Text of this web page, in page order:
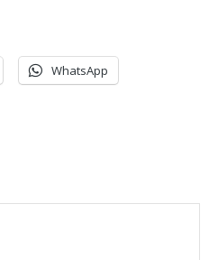
WhatsApp